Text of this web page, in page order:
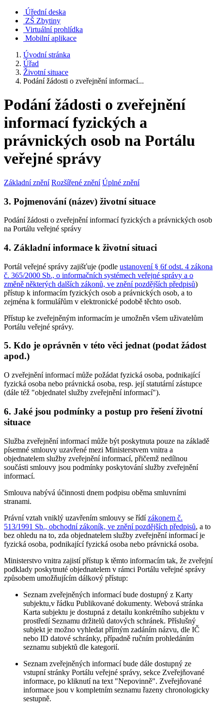
Úřední deska
ZŠ Zbytiny
Virtuální prohlídka
Mobilní aplikace
Úvodní stránka
Úřad
Životní situace
Podání žádosti o zveřejnění informací...
Podání žádosti o zveřejnění
informací fyzických a
právnických osob na Portálu
veřejné správy
Základní znění Rozšířené znění Úplné znění
3. Pojmenování (název) životní situace
Podání žádosti o zveřejnění informací fyzických a právnických osob
na Portálu veřejné správy
4. Základní informace k životní situaci
Portál veřejné správy zajišťuje (podle ustanovení § 6f odst. 4 zákona
č. 365/2000 Sb., o informačních systémech veřejné správy a o
změně některých dalších zákonů, ve znění pozdějších předpisů)
přístup k informacím fyzických osob a právnických osob, a to
zejména k formulářům v elektronické podobě těchto osob.
Přístup ke zveřejněným informacím je umožněn všem uživatelům
Portálu veřejné správy.
5. Kdo je oprávněn v této věci jednat (podat žádost
apod.)
O zveřejnění informací může požádat fyzická osoba, podnikající
fyzická osoba nebo právnická osoba, resp. její statutární zástupce
(dále též "objednatel služby zveřejnění informací").
6. Jaké jsou podmínky a postup pro řešení životní
situace
Služba zveřejnění informací může být poskytnuta pouze na základě
písemné smlouvy uzavřené mezi Ministerstvem vnitra a
objednatelem služby zveřejnění informací, přičemž nedílnou
součásti smlouvy jsou podmínky poskytování služby zveřejnění
informací.
Smlouva nabývá účinnosti dnem podpisu oběma smluvními
stranami.
Právní vztah vniklý uzavřením smlouvy se řídízákonem č.
513/1991 Sb., obchodní zákoník, ve znění pozdějších předpisů, a to
bez ohledu na to, zda objednatelem služby zveřejnění informací je
fyzická osoba, podnikající fyzická osoba nebo právnická osoba.
Ministerstvo vnitra zajistí přístup k těmto informacím tak, že zveřejní
podklady poskytnuté objednatelem v rámci Portálu veřejné správy
způsobem umožňujícím dálkový přístup:
Seznam zveřejněných informací bude dostupný z Karty
subjektu,v řádku Publikované dokumenty. Webová stránka
Karta subjektu je dostupná z detailu konkrétního subjektu v
prostředí Seznamu držitelů datových schránek. Příslušný
subjekt je možno vyhledat přímým zadáním názvu, dle IČ
nebo ID datové schránky, případně ručním prohledáním
seznamu subjektů dle kategorií.
Seznam zveřejněných informací bude dále dostupný ze
vstupní stránky Portálu veřejné správy, sekce Zveřejňované
informace, po kliknutí na text "Nepovinně". Zveřejňované
informace jsou v kompletním seznamu řazeny chronologicky
sestupně.